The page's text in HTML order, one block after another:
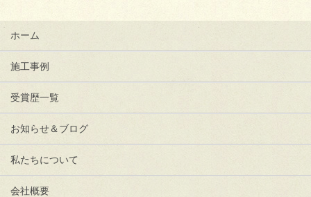
ホーム
施工事例
受賞歴一覧
お知らせ＆ブログ
私たちについて
会社概要